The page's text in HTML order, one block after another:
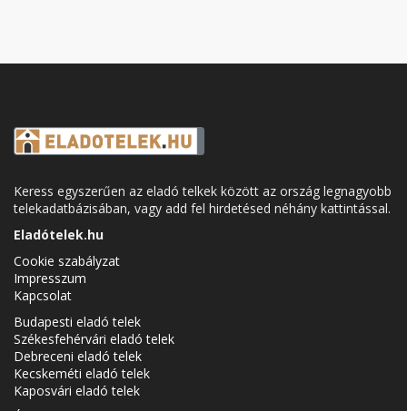
Keress egyszerűen az eladó telkek között az ország legnagyobb
telekadatbázisában, vagy add fel hirdetésed néhány kattintással.
Eladótelek.hu
Cookie szabályzat
Impresszum
Kapcsolat
Budapesti eladó telek
Székesfehérvári eladó telek
Debreceni eladó telek
Kecskeméti eladó telek
Kaposvári eladó telek